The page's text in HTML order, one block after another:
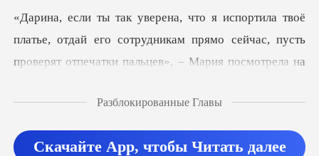
Выйти
его сотрудникам прямо сейчас, пусть
проверят отпечатки пальцев»,
Разблокированные Главы
Скачайте App, чтобы Читать далее